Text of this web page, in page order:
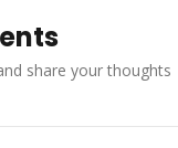
share your thoughts